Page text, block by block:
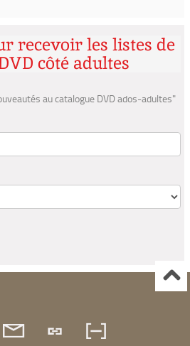
recevoir les listes de
côté adultes
au catalogue DVD ados-adultes"